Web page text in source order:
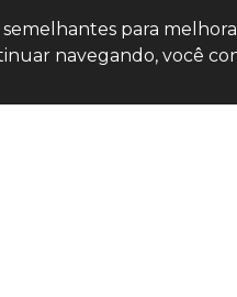
para
navegando, você